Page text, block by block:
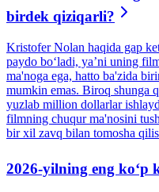
birdek qiziqarli?
Kristofer Nolan haqida gap
paydo boʻladi, ya’ni uning
ma'noga ega, hatto ba'zida
mumkin emas. Biroq shunga
yuzlab million dollarlar
filmning chuqur ma'nosini
bir xil zavq bilan tomosha
2026-yilning eng